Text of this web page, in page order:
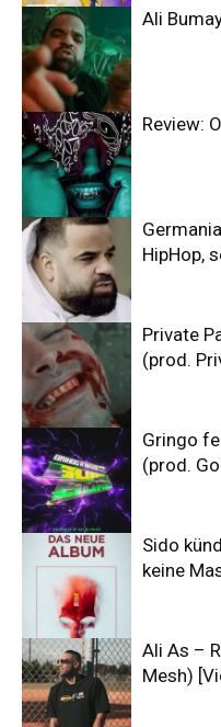
Ali
Review:
HipHop,
Private
(prod.
Gringo
(prod.
Sido
keine
Ali As –
Mesh)